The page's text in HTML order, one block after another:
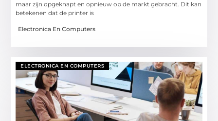
maar zijn opgeknapt en opnieuw op de markt gebracht. Dit kan
betekenen dat de printer is
Electronica En Computers
ELECTRONICA EN COMPUTERS